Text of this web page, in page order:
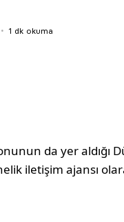
1 dk okuma
da yer aldığı
iletişim ajansı